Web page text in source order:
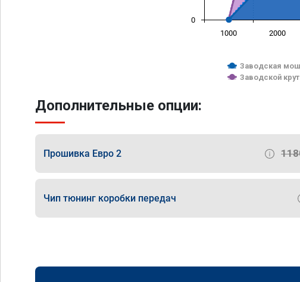
Заводская
Заводской
1000 2000
0
Дополнительные опции:
Прошивка Евро 2
Чип тюнинг коробки передач